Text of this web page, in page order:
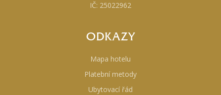
IČ: 25022962
ODKAZY
Mapa hotelu
Platební metody
Ubytovací řád